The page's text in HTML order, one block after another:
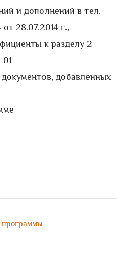
и дополнений в тел.
28.07.2014 г.,
к разделу 2
добавленных
программы